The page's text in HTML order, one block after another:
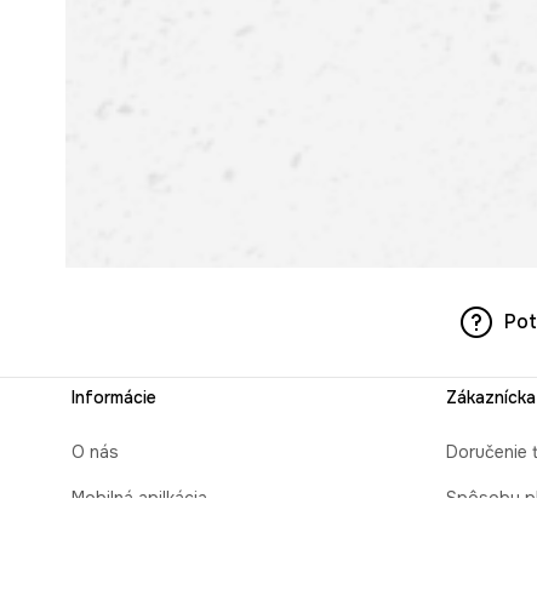
Informácie
O nás
Mobilná apilkácia
Doručenie
Spôsoby